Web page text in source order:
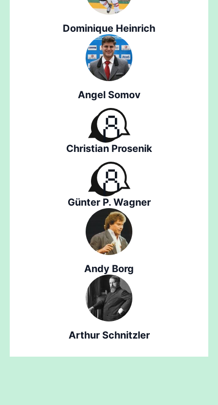
Dominique Heinrich
Angel Somov
Christian Prosenik
Günter P. Wagner
Andy Borg
Arthur Schnitzler